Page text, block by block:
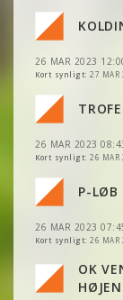
26 MAR 2023
Kort synligt: 27 MAR
VIS
VIS
26 MAR 2023
Kort synligt: 26 MAR
VIS
VIS
VIS
VIS
P-LØB
26 MAR 2023
Kort synligt: 26 MAR
VIS
VIS
VIS
VIS
OK
VIS
VIS
VIS
VIS
VIS
VIS
VIS
VIS
VIS
VIS
VIS
VIS